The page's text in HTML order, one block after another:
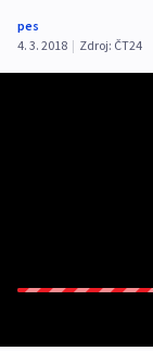
pes
4. 3. 2018 | Zdroj: ČT24